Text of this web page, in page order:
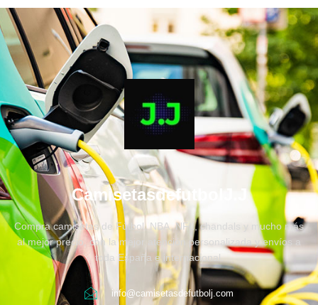
CamisetasdefutbolJ.J
Compra camisetas de Fútbol, NBA, NFL, chandals y mucho más
al mejor precio, con la mejor atención personalizada y envíos a
toda España e internacional.
info@camisetasdefutbolj.com